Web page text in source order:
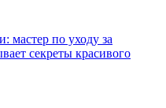
мастер по уходу за
секреты красивого